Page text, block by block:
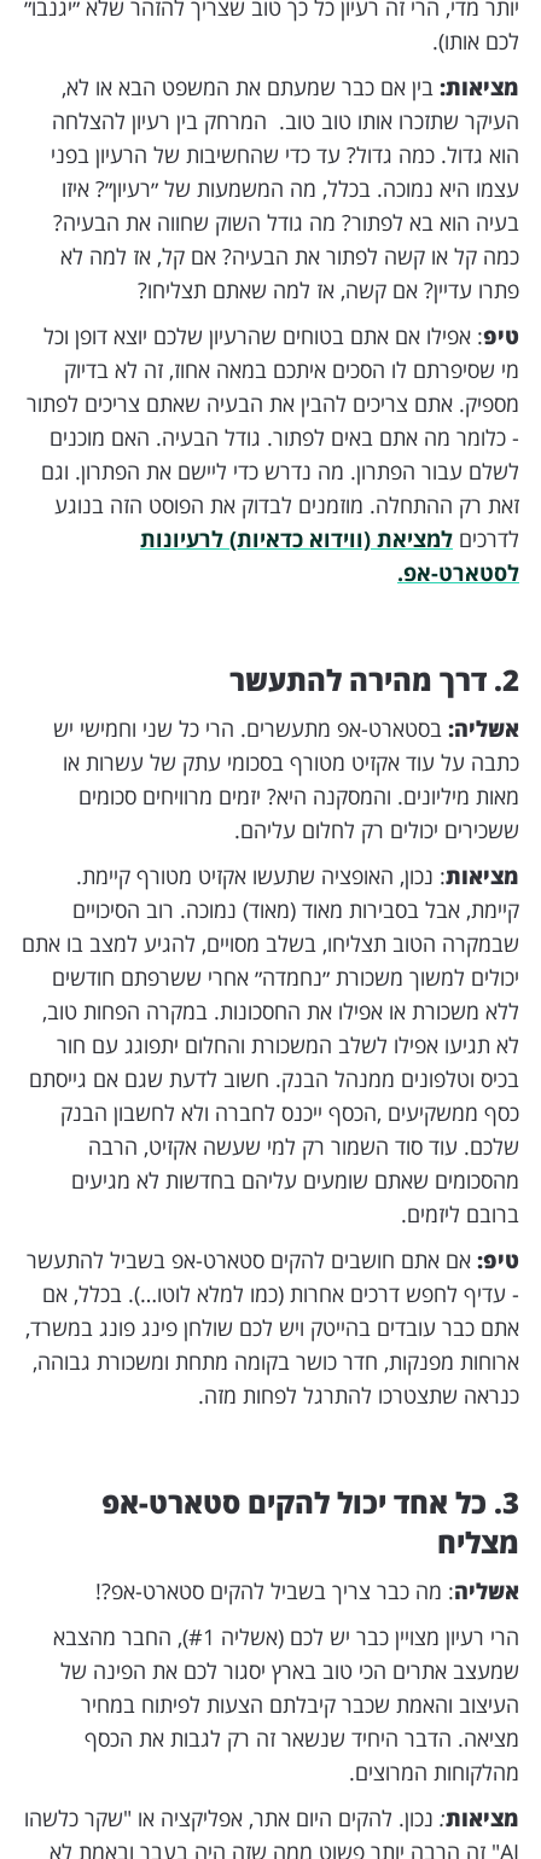
יותר מדי, הרי זה רעיון כל כך טוב שצריך להזהר שלא ״יגנבו״
לכם אותו).
מציאות: בין אם כבר שמעתם את המשפט הבא או לא,
העיקר שתזכרו אותו טוב טוב. המרחק בין רעיון להצלחה
הוא גדול. כמה גדול? עד כדי שהחשיבות של הרעיון בפני
עצמו היא נמוכה. בכלל, מה המשמעות של ״רעיון״? איזו
בעיה הוא בא לפתור? מה גודל השוק שחווה את הבעיה?
כמה קל או קשה לפתור את הבעיה? אם קל, אז למה לא
פתרו עדיין? אם קשה, אז למה שאתם תצליחו?
טיפ: אפילו אם אתם בטוחים שהרעיון שלכם יוצא דופן וכל
מי שסיפרתם לו הסכים איתכם במאה אחוז, זה לא בדיוק
מספיק. אתם צריכים להבין את הבעיה שאתם צריכים לפתור
- כלומר מה אתם באים לפתור. גודל הבעיה. האם מוכנים
לשלם עבור הפתרון. מה נדרש כדי ליישם את הפתרון. וגם
זאת רק ההתחלה. מוזמנים לבדוק את הפוסט הזה בנוגע
לדרכים למציאת (ווידוא כדאיות) לרעיונות
לסטארט-אפ.
2. דרך מהירה להתעשר
אשליה: בסטארט-אפ מתעשרים. הרי כל שני וחמישי יש
כתבה על עוד אקזיט מטורף בסכומי עתק של עשרות או
מאות מיליונים. והמסקנה היא? יזמים מרוויחים סכומים
ששכירים יכולים רק לחלום עליהם.
מציאות: נכון, האופציה שתעשו אקזיט מטורף קיימת.
קיימת, אבל בסבירות מאוד (מאוד) נמוכה. רוב הסיכויים
שבמקרה הטוב תצליחו, בשלב מסויים, להגיע למצב בו אתם
יכולים למשוך משכורת ״נחמדה״ אחרי ששרפתם חודשים
ללא משכורת או אפילו את החסכונות. במקרה הפחות טוב,
לא תגיעו אפילו לשלב המשכורת והחלום יתפוגג עם חור
בכיס וטלפונים ממנהל הבנק. חשוב לדעת שגם אם גייסתם
כסף ממשקיעים ,הכסף ייכנס לחברה ולא לחשבון הבנק
שלכם. עוד סוד השמור רק למי שעשה אקזיט, הרבה
מהסכומים שאתם שומעים עליהם בחדשות לא מגיעים
ברובם ליזמים.
טיפ: אם אתם חושבים להקים סטארט-אפ בשביל להתעשר
- עדיף לחפש דרכים אחרות (כמו למלא לוטו…). בכלל, אם
אתם כבר עובדים בהייטק ויש לכם שולחן פינג פונג במשרד,
ארוחות מפנקות, חדר כושר בקומה מתחת ומשכורת גבוהה,
כנראה שתצטרכו להתרגל לפחות מזה.
3. כל אחד יכול להקים סטארט-אפ
מצליח
אשליה: מה כבר צריך בשביל להקים סטארט-אפ?!
הרי רעיון מצויין כבר יש לכם (אשליה #1), החבר מהצבא
שמעצב אתרים הכי טוב בארץ יסגור לכם את הפינה של
העיצוב והאמת שכבר קיבלתם הצעות לפיתוח במחיר
מציאה. הדבר היחיד שנשאר זה רק לגבות את הכסף
מהלקוחות המרוצים.
מציאות: נכון. להקים היום אתר, אפליקציה או "שקר כלשהו
AI" זה הרבה יותר פשוט ממה שזה היה בעבר ובאמת לא